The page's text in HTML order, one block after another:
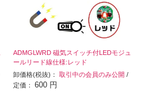
ADMGLWRD 磁気スイッチ付LEDモジュ
ールリード線仕様:レッド
卸価格(税抜)：取引中の会員のみ公開 /
定価：600 円